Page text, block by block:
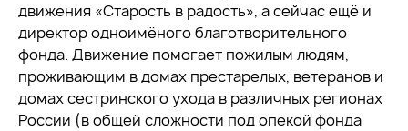
движения «Старость в радость», а сейчас ещё и
директор одноимёного благотворительного
фонда. Движение помогает пожилым людям,
проживающим в домах престарелых, ветеранов и
домах сестринского ухода в различных регионах
России (в общей сложности под опекой фонда